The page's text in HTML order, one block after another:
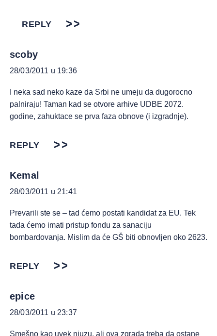
REPLY
scoby
28/03/2011 u 19:36
I neka sad neko kaze da Srbi ne umeju da dugorocno
palniraju! Taman kad se otvore arhive UDBE 2072.
godine, zahuktace se prva faza obnove (i izgradnje).
REPLY
Kemal
28/03/2011 u 21:41
Prevarili ste se – tad ćemo postati kandidat za EU. Tek
tada ćemo imati pristup fondu za sanaciju
bombardovanja. Mislim da će GŠ biti obnovljen oko 2623.
REPLY
epice
28/03/2011 u 23:37
Smešno kao uvek njuzu, ali ova zgrada treba da ostane